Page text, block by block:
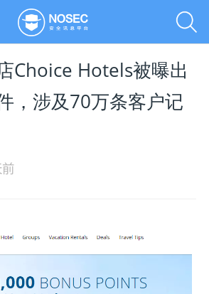
Choice Hotels被曝出
，涉及70万条客户记